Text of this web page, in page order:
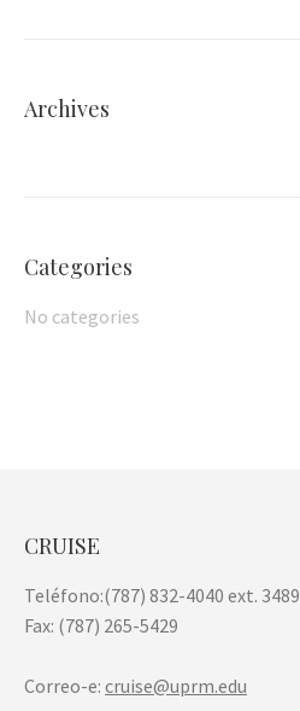
Archives
Categories
No categories
CRUISE
Teléfono:(787) 832-4040 ext. 3489
Fax: (787) 265-5429
Correo-e: cruise@uprm.edu